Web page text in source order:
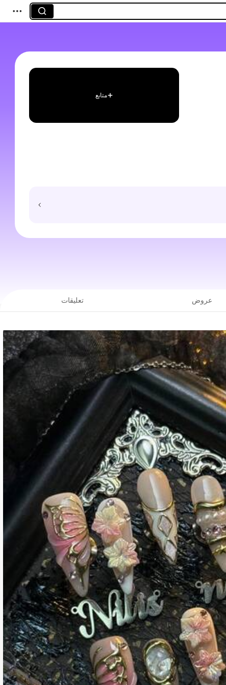
متابع
عروض تعليقات